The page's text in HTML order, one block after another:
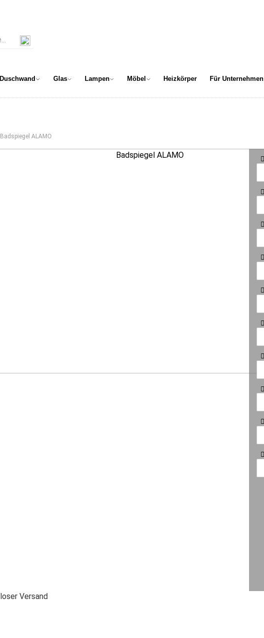
Duschwand Glas Lampen Möbel Heizkörper Für Unternehmen
Badspiegel ALAMO